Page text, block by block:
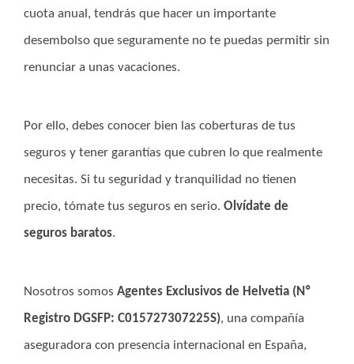
cuota anual, tendrás que hacer un importante
desembolso que seguramente no te puedas permitir sin
renunciar a unas vacaciones.
Por ello, debes conocer bien las coberturas de tus
seguros y tener garantías que cubren lo que realmente
necesitas. Si tu seguridad y tranquilidad no tienen
precio, tómate tus seguros en serio. Olvídate de
seguros baratos.
Nosotros somos Agentes Exclusivos de Helvetia (Nº
Registro DGSFP: C015727307225S), una compañía
aseguradora con presencia internacional en España,